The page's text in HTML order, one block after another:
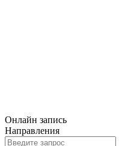
Онлайн запись
Направления